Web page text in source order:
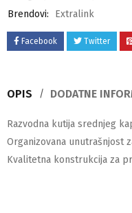
Brendovi:
Extralink
Facebook Twitter
OPIS DODATNE
Razvodna kutija srednjeg
Organizovana unutrašnjost
Kvalitetna konstrukcija za